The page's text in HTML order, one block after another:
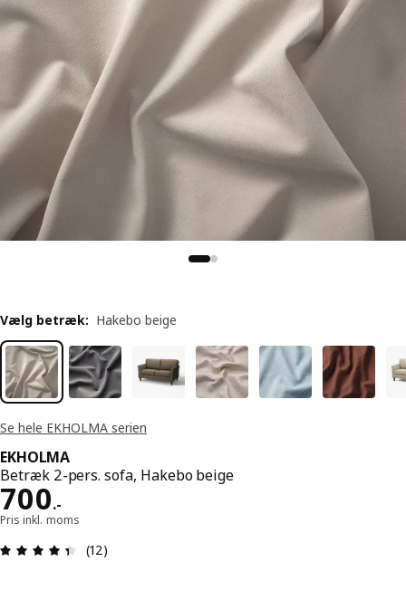
Se hele EKHOLMA serien
EKHOLMA
Betræk 2-pers. sofa, Hakebo beige
700.-
Pris 700.-
Pris inkl. moms
Anmeldelse: 4.4 Ud af 5 Stjerner. Anmeldelser i
(12)
Vælg betræk: Hakebo beige